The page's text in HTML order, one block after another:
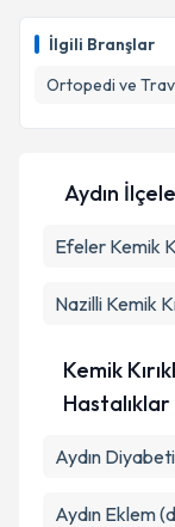
İlgili Branşlar
Ortopedi ve
Aydın
Efeler Kemik
Nazilli Kemik
Kemik
Hastalıklar
Aydın
Aydın Eklem